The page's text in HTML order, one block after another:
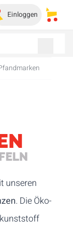
Einloggen
unseren
. Die Öko-